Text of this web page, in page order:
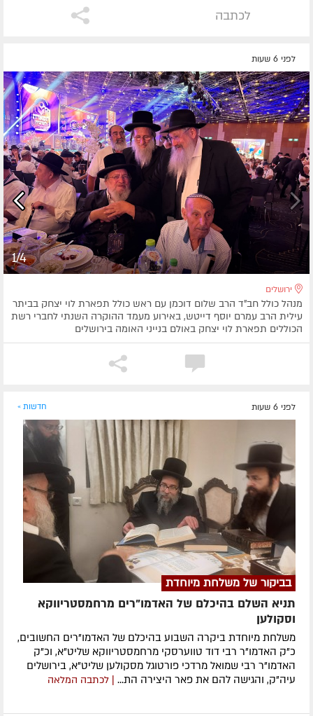
לכתבה
לפני 6 שעות
1/4
ירושלים
מנהל כולל חב"ד הרב שלום דוכמן עם ראש כולל תפארת לוי יצחק בביתר
עילית הרב עמרם יוסף דייטש, באירוע מעמד ההוקרה השנתי לחברי רשת
הכוללים תפארת לוי יצחק באולם בנייני האומה בירושלים
לפני 6 שעות חדשות »
בביקור של משלחת מיוחדת
תניא השלם בהיכלם של האדמו"רים מרחמסטריווקא
וסקולען
משלחת מיוחדת ביקרה השבוע בהיכלם של האדמו"רים החשובים,
כ"ק האדמו"ר רבי דוד טווערסקי מרחמסטריווקא שליט"א, וכ"ק
האדמו"ר רבי שמואל מרדכי פורטוגל מסקולען שליט"א, בירושלים
עיה"ק, והגישה להם את פאר היצירה הת... | לכתבה המלאה